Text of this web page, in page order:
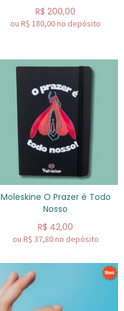
R$ 200,00
ou R$ 180,00no depósito
Moleskine O Prazer é Todo
Nosso
R$ 42,00
ou R$ 37,80no depósito